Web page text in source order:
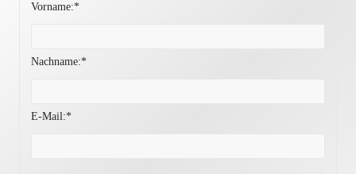
Vorname:*
Nachname:*
E-Mail:*